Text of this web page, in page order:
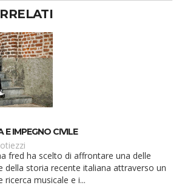
E IMPEGNO CIVILE
fred ha scelto di affrontare una delle
della storia recente italiana attraverso un
ricerca musicale e i...